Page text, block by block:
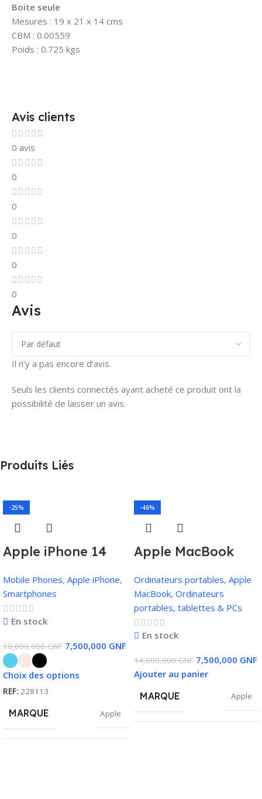
Boite seule
Mesures : 19 x 21 x 14 cms
CBM : 0.00559
Poids : 0.725 kgs
Avis clients
0 avis
0
0
0
0
0
Avis
Il n’y a pas encore d’avis.
Seuls les clients connectés ayant acheté ce produit ont la
possibilité de laisser un avis.
Produits Liés
-25%
Apple iPhone 14
Mobile Phones, Apple iPhone,
Smartphones
En stock
10,000,000GNF 7,500,000 GNF
Choix des options
REF: 228113
MARQUE Apple
-46%
Apple MacBook
16Go RAM, 512Go
SSD, 4Go Carte
Graphique, Touch
Bar
Ordinateurs portables, Apple
MacBook, Ordinateurs
portables, tablettes & PCs
En stock
14,000,000GNF 7,500,000 GNF
Ajouter au panier
MARQUE
Apple